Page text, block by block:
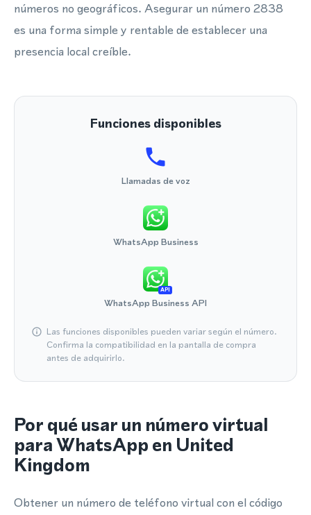
números no geográficos. Asegurar un número 2838
es una forma simple y rentable de establecer una
presencia local creíble.
Funciones disponibles
Llamadas de voz
WhatsApp Business
API
WhatsApp Business API
Las funciones disponibles pueden variar según el número.
Confirma la compatibilidad en la pantalla de compra
antes de adquirirlo.
Por qué usar un número virtual
para WhatsApp en United
Kingdom
Obtener un número de teléfono virtual con el código